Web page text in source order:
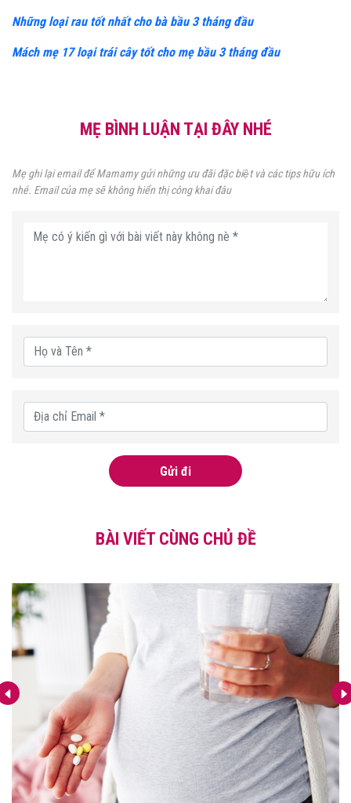
Những loại rau tốt nhất cho bà bầu 3 tháng đầu
Mách mẹ 17 loại trái cây tốt cho mẹ bầu 3 tháng đầu
MẸ BÌNH LUẬN TẠI ĐÂY NHÉ
Mẹ ghi lại email để Mamamy gửi những ưu đãi đặc biệt và các tips hữu ích
nhé. Email của mẹ sẽ không hiển thị công khai đâu
Gửi đi
BÀI VIẾT CÙNG CHỦ ĐỀ